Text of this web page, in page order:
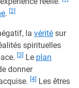
. [2]
la vérité sur
spirituelles
[3] Le plan
donner
[4] Les êtres